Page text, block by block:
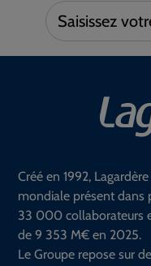
Saisissez
votre
Créé en 1992,
mondiale présent dans
33 000 collaborateurs
de 9 353 M€ en 2025.
Le Groupe repose sur